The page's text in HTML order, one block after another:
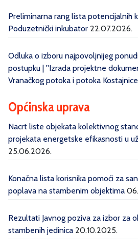
Preliminarna rang lista potencijalnih
Poduzetnički inkubator 22.07.2026.
Odluka o izboru najpovoljnijeg
postupku | ''Izrada projektne
Vranačkog potoka i potoka
Općinska uprava
Nacrt liste objekata kolektivnog
projekata energetske efikasnosti u
25.06.2026.
Konačna lista korisnika pomoći za
poplava na stambenim objektima
Rezultati Javnog poziva za izbor za
stambenih jedinica 20.10.2025.